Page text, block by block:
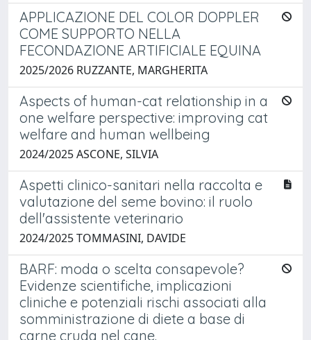
APPLICAZIONE DEL COLOR DOPPLER
COME SUPPORTO NELLA
FECONDAZIONE ARTIFICIALE EQUINA
2025/2026 RUZZANTE, MARGHERITA
Aspects of human-cat relationship in a
one welfare perspective: improving cat
welfare and human wellbeing
2024/2025 ASCONE, SILVIA
Aspetti clinico-sanitari nella raccolta e
valutazione del seme bovino: il ruolo
dell'assistente veterinario
2024/2025 TOMMASINI, DAVIDE
BARF: moda o scelta consapevole?
Evidenze scientifiche, implicazioni
cliniche e potenziali rischi associati alla
somministrazione di diete a base di
carne cruda nel cane.